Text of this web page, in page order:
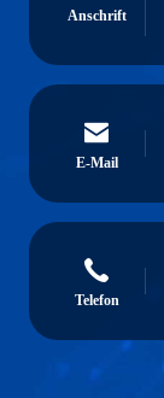
Anschrift
E-Mail
Telefon